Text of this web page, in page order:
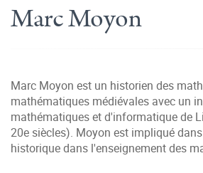
Marc Moyon
Marc Moyon est un historien des
mathématiques médiévales avec un
mathématiques et d'informatique de
20e siècles). Moyon est impliqué
historique dans l'enseignement des